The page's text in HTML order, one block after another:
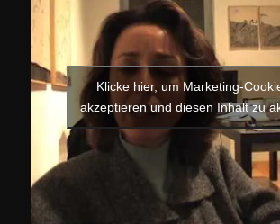
Klicke hier, um Marketing-
akzeptieren und diesen Inhalt zu